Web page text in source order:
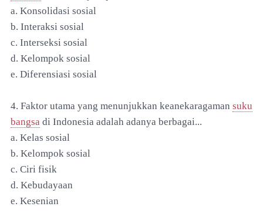
a. Konsolidasi sosial
b. Interaksi sosial
c. Interseksi sosial
d. Kelompok sosial
e. Diferensiasi sosial
4. Faktor utama yang menunjukkan keanekaragaman suku
bangsa di Indonesia adalah adanya berbagai...
a. Kelas sosial
b. Kelompok sosial
c. Ciri fisik
d. Kebudayaan
e. Kesenian